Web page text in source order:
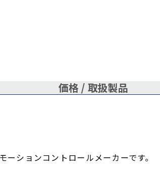
価格 / 取扱製品
ションコントロールメーカーです。